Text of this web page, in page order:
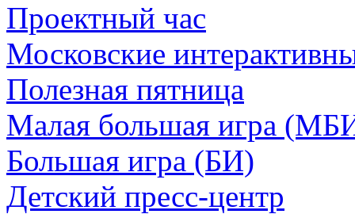
Проектный час
Московские
Полезная пятница
Малая большая игра
Большая игра (БИ)
Детский пресс-центр